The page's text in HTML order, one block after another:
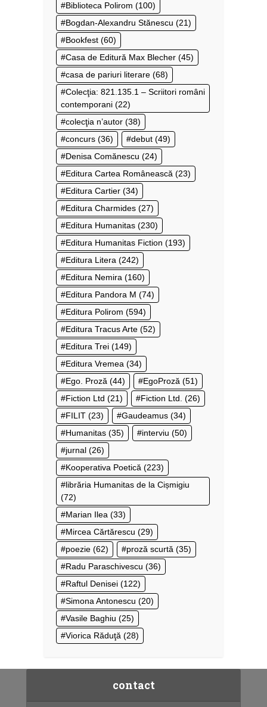
Biblioteca Polirom (100)
Bogdan-Alexandru Stănescu (21)
Bookfest (60)
Casa de Editură Max Blecher (45)
casa de pariuri literare (68)
Colecţia: 821.135.1 – Scriitori români
contemporani (22)
colecţia n’autor (38)
concurs (36) debut (49)
Denisa Comănescu (24)
Editura Cartea Românească (23)
Editura Cartier (34)
Editura Charmides (27)
Editura Humanitas (230)
Editura Humanitas Fiction (193)
Editura Litera (242)
Editura Nemira (160)
Editura Pandora M (74)
Editura Polirom (594)
Editura Tracus Arte (52)
Editura Trei (149)
Editura Vremea (34)
Ego. Proză (44) EgoProză (51)
Fiction Ltd (21) Fiction Ltd. (26)
FILIT (23) Gaudeamus (34)
Humanitas (35) interviu (50)
jurnal (26)
Kooperativa Poetică (223)
librăria Humanitas de la Cișmigiu
(72)
Marian Ilea (33)
Mircea Cărtărescu (29)
poezie (62) proză scurtă (35)
Radu Paraschivescu (36)
Raftul Denisei (122)
Simona Antonescu (20)
Vasile Baghiu (25)
Viorica Răduţă (28)
contact